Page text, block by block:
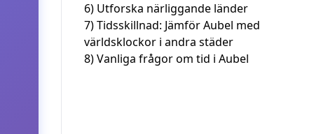
6) Utforska närliggande länder
7)Tidsskillnad: Jämför Aubel med
världsklockor i andra städer
8)Vanliga frågor om tid i Aubel